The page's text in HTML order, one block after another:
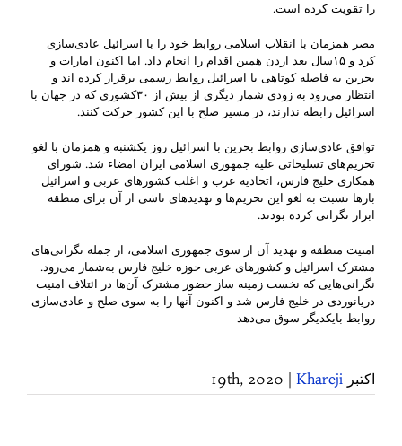
را تقویت کرده است.
مصر همزمان با انقلاب اسلامی روابط خود را با اسرائیل عادی‌سازی
کرد و ۱۵سال بعد اردن همین اقدام را انجام داد. اما اکنون امارات و
بحرین به فاصله کوتاهی با اسرائیل روابط رسمی برقرار کرده اند و
انتظار می‌رود به زودی شمار دیگری از بیش از ۳۰کشوری که در جهان با
اسرائیل رابطه ندارند، در مسیر صلح با این کشور حرکت کنند.
توافق عادی‌سازی روابط بحرین با اسرائیل روز یکشنبه و همزمان با لغو
تحریم‌های تسلیحاتی علیه جمهوری اسلامی ایران امضاء شد. شورای
همکاری خلیج فارس، اتحادیه عرب و اغلب کشورهای عربی و اسرائیل
بارها نسبت به لغو این تحریم‌ها و تهدید‌های ناشی از آن برای منطقه
ابراز نگرانی کرده بودند.
امنیت منطقه و تهدید آن از سوی جمهوری اسلامی، از جمله نگرانی‌های
مشترک اسرائیل و کشورهای عربی حوزه خلیج فارس به‌شمار می‌رود.
نگرانی‌هایی که نخست زمینه ساز حضور مشترک آن‌ها در ائتلاف امنیت
دریانوردی در خلیج فارس شد و اکنون آنها را به سوی صلح و عادی‌سازی
روابط بایکدیگر سوق می‌دهد
اکتبر 19th, 2020 Khareji